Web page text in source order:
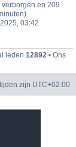
en 209
03:42
leden 12892 • Ons
zijn UTC+02:00